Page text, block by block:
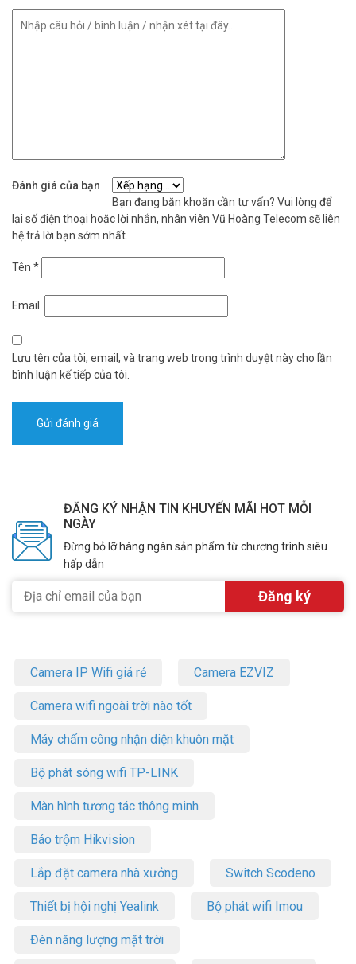
Đánh giá của bạn
Bạn đang băn khoăn cần tư vấn? Vui lòng để
lại số điện thoại hoặc lời nhắn, nhân viên Vũ Hoàng Telecom sẽ liên
hệ trả lời bạn sớm nhất.
Tên *
Email
Lưu tên của tôi, email, và trang web trong trình duyệt này cho lần
bình luận kế tiếp của tôi.
ĐĂNG KÝ NHẬN TIN KHUYẾN MÃI HOT MỖI
NGÀY
Đừng bỏ lỡ hàng ngàn sản phẩm từ chương trình siêu
hấp dẫn
Camera IP Wifi giá rẻ Camera EZVIZ
Camera wifi ngoài trời nào tốt
Máy chấm công nhận diện khuôn mặt
Bộ phát sóng wifi TP-LINK
Màn hình tương tác thông minh
Báo trộm Hikvision
Lắp đặt camera nhà xưởng Switch Scodeno
Thiết bị hội nghị Yealink Bộ phát wifi Imou
Đèn năng lượng mặt trời